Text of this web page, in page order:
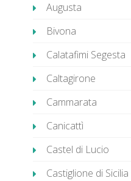
Augusta
Bivona
Calatafimi Segesta
Caltagirone
Cammarata
Canicattì
Castel di Lucio
Castiglione di Sicilia